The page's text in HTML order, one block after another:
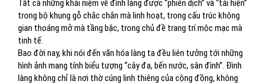
Tất cả những khái niệm về đình làng được “phiên dịch” và “tái hiện”
trong bộ khung gỗ chắc chắn mà linh hoạt, trong cấu trúc không
gian thoáng mở mà tầng bậc, trong chủ đề trang trí mộc mạc mà
tinh tế.
Bao đời nay, khi nói đến văn hóa làng ta đều liên tưởng tới những
hình ảnh mang tính biểu tượng “cây đa, bến nước, sân đình”. Đình
làng không chỉ là nơi thờ cúng linh thiêng của cộng đồng, không